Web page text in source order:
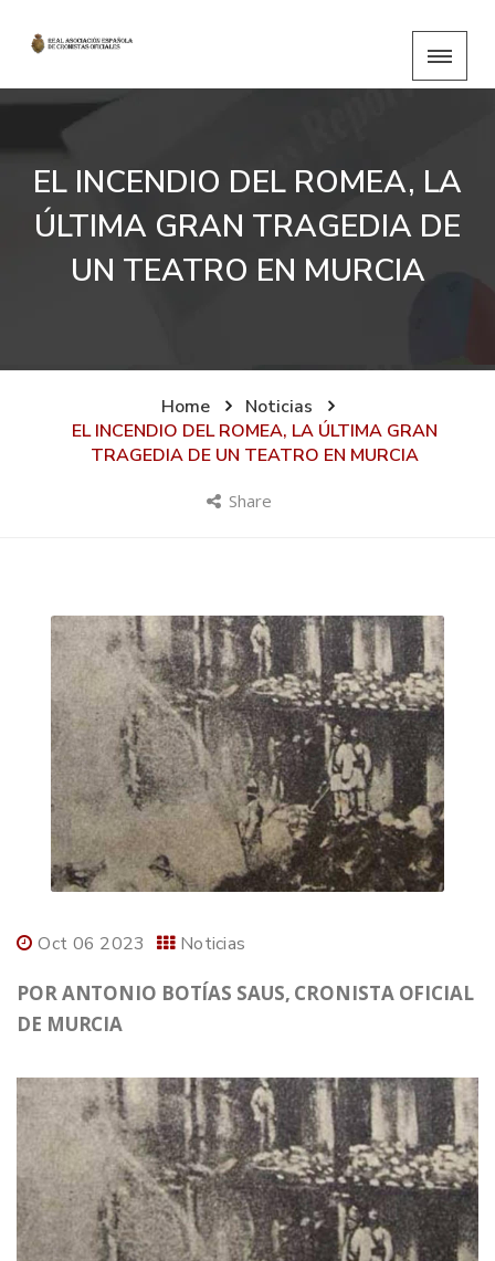
EL INCENDIO DEL ROMEA, LA
ÚLTIMA GRAN TRAGEDIA DE
UN TEATRO EN MURCIA
Home
Noticias
EL INCENDIO DEL ROMEA, LA ÚLTIMA GRAN
TRAGEDIA DE UN TEATRO EN MURCIA
Share
Oct 06 2023 Noticias
POR ANTONIO BOTÍAS SAUS, CRONISTA OFICIAL
DE MURCIA